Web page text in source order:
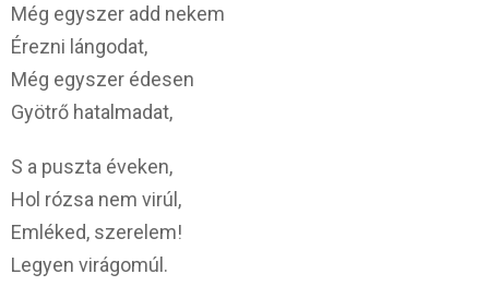
Még egyszer add nekem
Érezni lángodat,
Még egyszer édesen
Gyötrő hatalmadat,
S a puszta éveken,
Hol rózsa nem virúl,
Emléked, szerelem!
Legyen virágomúl.